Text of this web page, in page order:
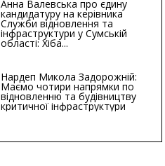
Анна Валевська про єдину
кандидатуру на керівника
Служби відновлення та
інфраструктури у Сумській
області: Хіба...
Нардеп Микола Задорожній:
Маємо чотири напрямки по
відновленню та будівництву
критичної інфраструктури